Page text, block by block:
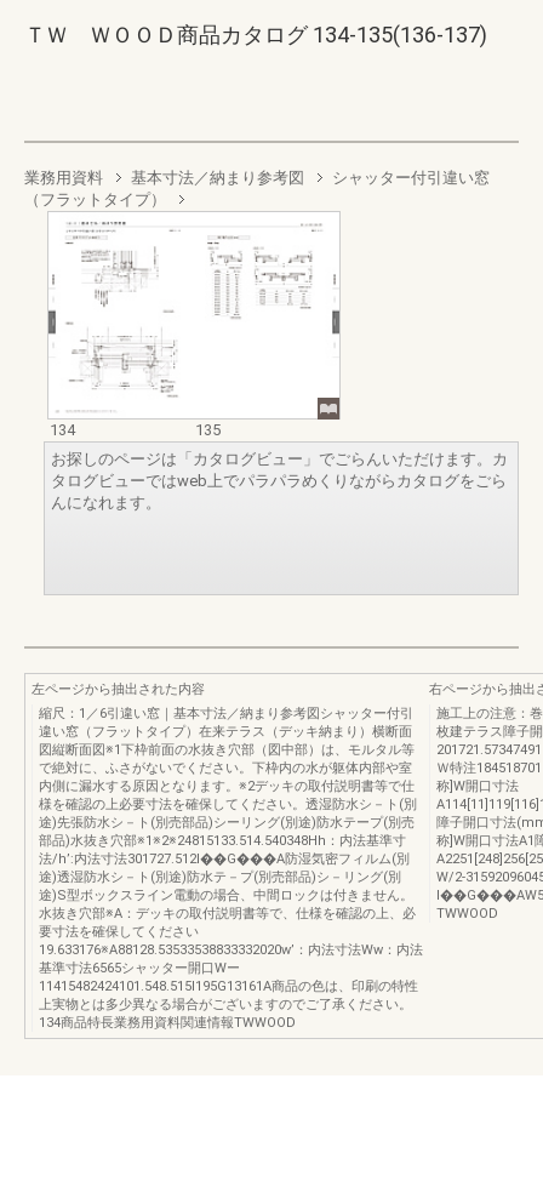
ＴＷ ＷＯＯＤ商品カタログ 134-135(136-137)
業務用資料 基本寸法／納まり参考図
シャッター付引違い窓
（フラットタイプ）
134
135
お探しのページは「カタログビュー」でごらんいただけます。カ
タログビューではweb上でパラパラめくりながらカタログをごら
んになれます。
左ページから抽出された内容
縮尺：1／6引違い窓｜基本寸法／納まり参考図シャッター付引
違い窓（フラットタイプ）在来テラス（デッキ納まり）横断面
図縦断面図※1下枠前面の水抜き穴部（図中部）は、モルタル等
で絶対に、ふさがないでください。下枠内の水が躯体内部や室
内側に漏水する原因となります。※2デッキの取付説明書等で仕
様を確認の上必要寸法を確保してください。透湿防水シ－ト(別
途)先張防水シ－ト(別売部品)シーリング(別途)防水テープ(別売
部品)水抜き穴部※1※2※24815133.514.540348Hh：内法基準寸
法/h’:内法寸法301727.512I��G���A防湿気密フィルム(別
途)透湿防水シ－ト(別途)防水テ－プ(別売部品)シ－リング(別
途)S型ボックスライン電動の場合、中間ロックは付きません。
水抜き穴部※A：デッキの取付説明書等で、仕様を確認の上、必
要寸法を確保してください
19.633176※A88128.53533538833332020w’：内法寸法Ww：内法
基準寸法6565シャッター開口Wー
11415482424101.548.515I195G13161A商品の色は、印刷の特性
上実物とは多少異なる場合がございますのでご了承ください。
134商品特長業務用資料関連情報TWWOOD
右ページから抽出
施工上の注意：
枚建テラス障子
Ｗ特注
称]W開口寸法
障子開口寸法
称]W開口寸法A1
W/2-
TWWOOD